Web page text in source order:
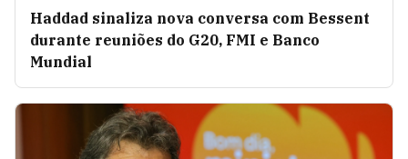
Haddad sinaliza nova conversa com Bessent
durante reuniões do G20, FMI e Banco
Mundial